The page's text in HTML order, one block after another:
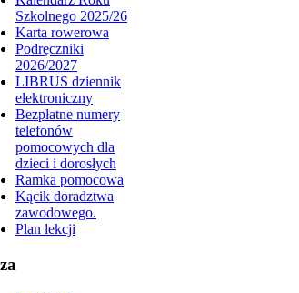
Szkolnego 2025/26
Karta rowerowa
Podręczniki
2026/2027
LIBRUS dziennik
elektroniczny
Bezpłatne numery
telefonów
pomocowych dla
dzieci i dorosłych
Ramka pomocowa
Kącik doradztwa
zawodowego.
Plan lekcji